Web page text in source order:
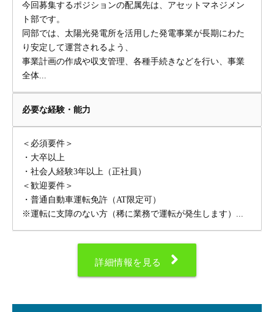
今回募集するポジションの配属先は、アセットマネジメン
ト部です。
同部では、太陽光発電所を活用した発電事業が長期にわた
り安定して運営されるよう、
事業計画の作成や収支管理、各種手続きなどを行い、事業
全体...
必要な経験・能力
＜必須要件＞
・大卒以上
・社会人経験3年以上（正社員）
＜歓迎要件＞
・普通自動車運転免許（AT限定可）
※運転に支障のない方（稀に業務で運転が発生します）...
詳細情報を見る